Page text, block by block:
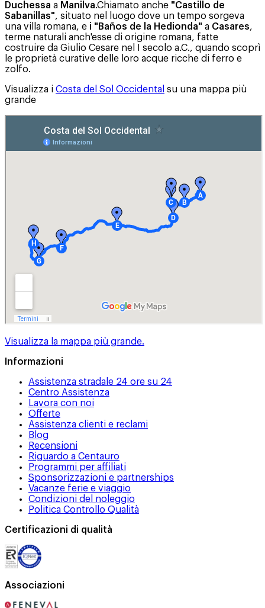
Duchessa a Manilva.Chiamato anche "Castillo de
Sabanillas", situato nel luogo dove un tempo sorgeva
una villa romana, e i "Baños de la Hedionda" a Casares,
terme naturali anch'esse di origine romana, fatte
costruire da Giulio Cesare nel I secolo a.C., quando scoprì
le proprietà curative delle loro acque ricche di ferro e
zolfo.
Visualizza i Costa del Sol Occidental su una mappa più
grande
Visualizza la mappa più grande.
Informazioni
Assistenza stradale 24 ore su 24
Centro Assistenza
Lavora con noi
Offerte
Assistenza clienti e reclami
Blog
Recensioni
Riguardo a Centauro
Programmi per affiliati
Sponsorizzazioni e partnerships
Vacanze ferie e viaggio
Condizioni del noleggio
Politica Controllo Qualità
Certificazioni di qualità
Associazioni